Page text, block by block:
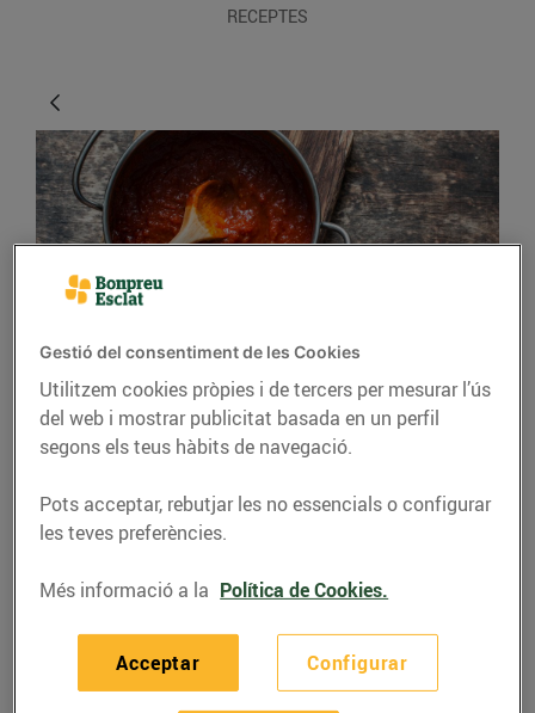
RECEPTES
Trucs per estalviar
temps cuinant
06/de maig/2020
Et fa mandra passar molta estona a la cuina?
perquè adaptis aquesta moda als temps de
confinament.
Gestió del consentiment de les Cookies
Utilitzem cookies pròpies i de tercers per mesurar l’ús
del web i mostrar publicitat basada en un perfil
segons els teus hàbits de navegació.
Pots acceptar, rebutjar les no essencials o configurar
les teves preferències.
Més informació a la Política de Cookies.
Configurar
Acceptar